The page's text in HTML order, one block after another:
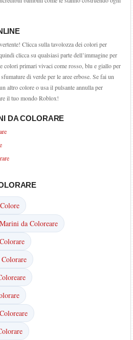
Clicca sulla tavolozza dei colori per
clicca su qualsiasi parte dell’immagine per
colori primari vivaci come rosso, blu e giallo per
di verde per le aree erbose. Se fai un
altro colore o usa il pulsante annulla per
il tuo mondo Roblox!
DA COLORARE
da Coloreare